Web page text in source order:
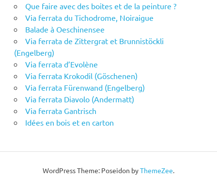
Que faire avec des boites et de la peinture ?
Via ferrata du Tichodrome, Noiraigue
Balade à Oeschinensee
Via ferrata de Zittergrat et Brunnistöckli
(Engelberg)
Via ferrata d’Evolène
Via ferrata Krokodil (Göschenen)
Via ferrata Fürenwand (Engelberg)
Via ferrata Diavolo (Andermatt)
Via ferrata Gantrisch
Idées en bois et en carton
WordPress Theme: Poseidon byThemeZee